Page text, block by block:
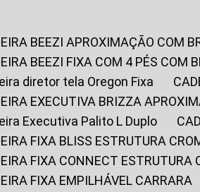
BEEZI APROXIMAÇÃO COM
BEEZI FIXA COM 4 PÉS COM
diretor tela Oregon Fixa
EXECUTIVA BRIZZA
Executiva Palito L Duplo
FIXA BLISS ESTRUTURA
FIXA CONNECT ESTRUTURA
FIXA EMPILHÁVEL CARRARA